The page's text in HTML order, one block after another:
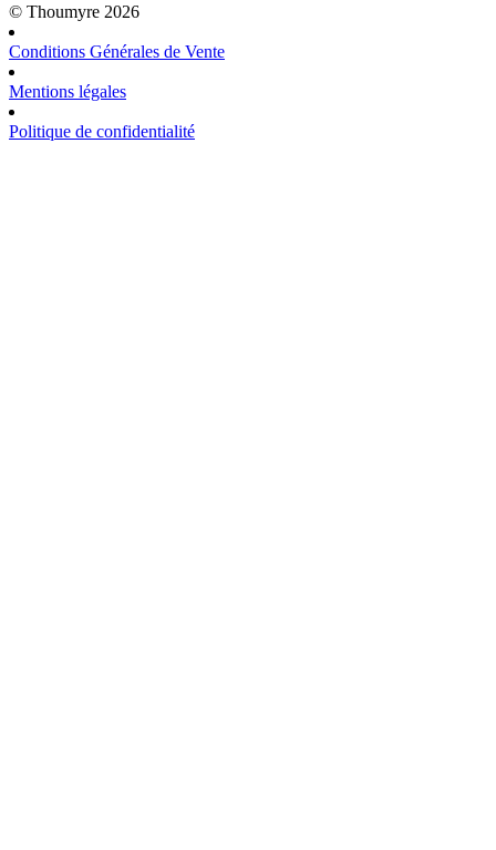
© Thoumyre 2026
Conditions Générales de Vente
Mentions légales
Politique de confidentialité